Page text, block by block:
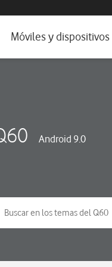
e idioma
Móviles y dispositivos
Android 9.0